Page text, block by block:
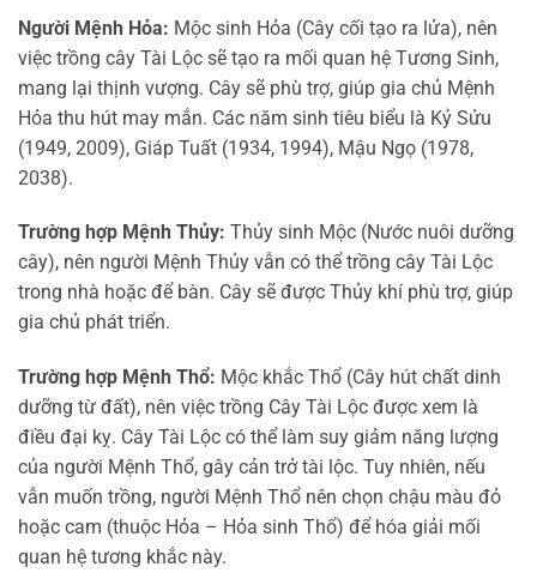
Người Mệnh Hỏa: Mộc sinh Hỏa (Cây cối tạo ra lửa), nên
việc trồng cây Tài Lộc sẽ tạo ra mối quan hệ Tương Sinh,
mang lại thịnh vượng. Cây sẽ phù trợ, giúp gia chủ Mệnh
Hỏa thu hút may mắn. Các năm sinh tiêu biểu là Kỷ Sửu
(1949, 2009), Giáp Tuất (1934, 1994), Mậu Ngọ (1978,
2038).
Trường hợp Mệnh Thủy: Thủy sinh Mộc (Nước nuôi dưỡng
cây), nên người Mệnh Thủy vẫn có thể trồng cây Tài Lộc
trong nhà hoặc để bàn. Cây sẽ được Thủy khí phù trợ, giúp
gia chủ phát triển.
Trường hợp Mệnh Thổ: Mộc khắc Thổ (Cây hút chất dinh
dưỡng từ đất), nên việc trồng Cây Tài Lộc được xem là
điều đại kỵ. Cây Tài Lộc có thể làm suy giảm năng lượng
của người Mệnh Thổ, gây cản trở tài lộc. Tuy nhiên, nếu
vẫn muốn trồng, người Mệnh Thổ nên chọn chậu màu đỏ
hoặc cam (thuộc Hỏa – Hỏa sinh Thổ) để hóa giải mối
quan hệ tương khắc này.